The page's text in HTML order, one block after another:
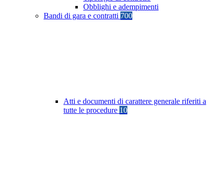
Obblighi e adempimenti
Bandi di gara e contratti 700
Atti e documenti di carattere generale riferiti a
tutte le procedure 10